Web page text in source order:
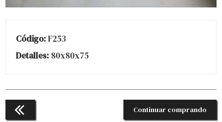
Código: F253
Detalles: 80x80x75
Continuar comprando